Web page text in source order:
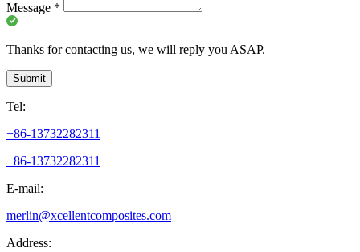
Message *
Thanks for contacting us, we will reply you ASAP.
Submit
Tel:
+86-13732282311
+86-13732282311
E-mail:
merlin@xcellentcomposites.com
Address: